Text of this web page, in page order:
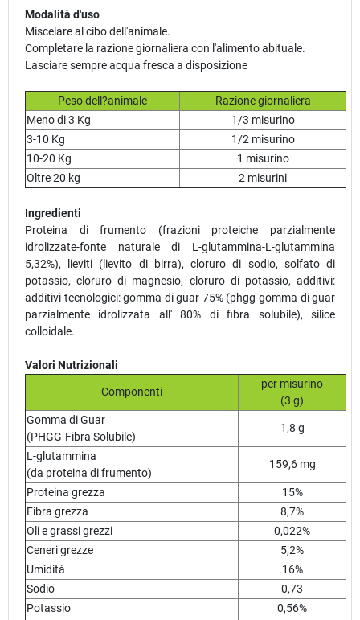
Modalità d'uso
Miscelare al cibo dell'animale.
Completare la razione giornaliera con l'alimento abituale.
Lasciare sempre acqua fresca a disposizione
Peso dell?animale
Razione giornaliera
Meno di 3 Kg
1/3 misurino
3-10 Kg
1/2 misurino
10-20 Kg
1 misurino
Oltre 20 kg
2 misurini
Ingredienti
Proteina di frumento (frazioni proteiche parzialmente
idrolizzate-fonte naturale di L-glutammina-L-glutammina
5,32%), lieviti (lievito di birra), cloruro di sodio, solfato di
potassio, cloruro di magnesio, cloruro di potassio, additivi:
additivi tecnologici: gomma di guar 75% (phgg-gomma di guar
parzialmente idrolizzata all' 80% di fibra solubile), silice
colloidale.
Valori Nutrizionali
Componenti
per misurino
(3 g)
Gomma di Guar
(PHGG-Fibra Solubile)
1,8 g
L-glutammina
(da proteina di frumento)
159,6 mg
Proteina grezza
15%
Fibra grezza
8,7%
Oli e grassi grezzi
0,022%
Ceneri grezze
5,2%
Umidità
16%
Sodio
0,73
Potassio
0,56%